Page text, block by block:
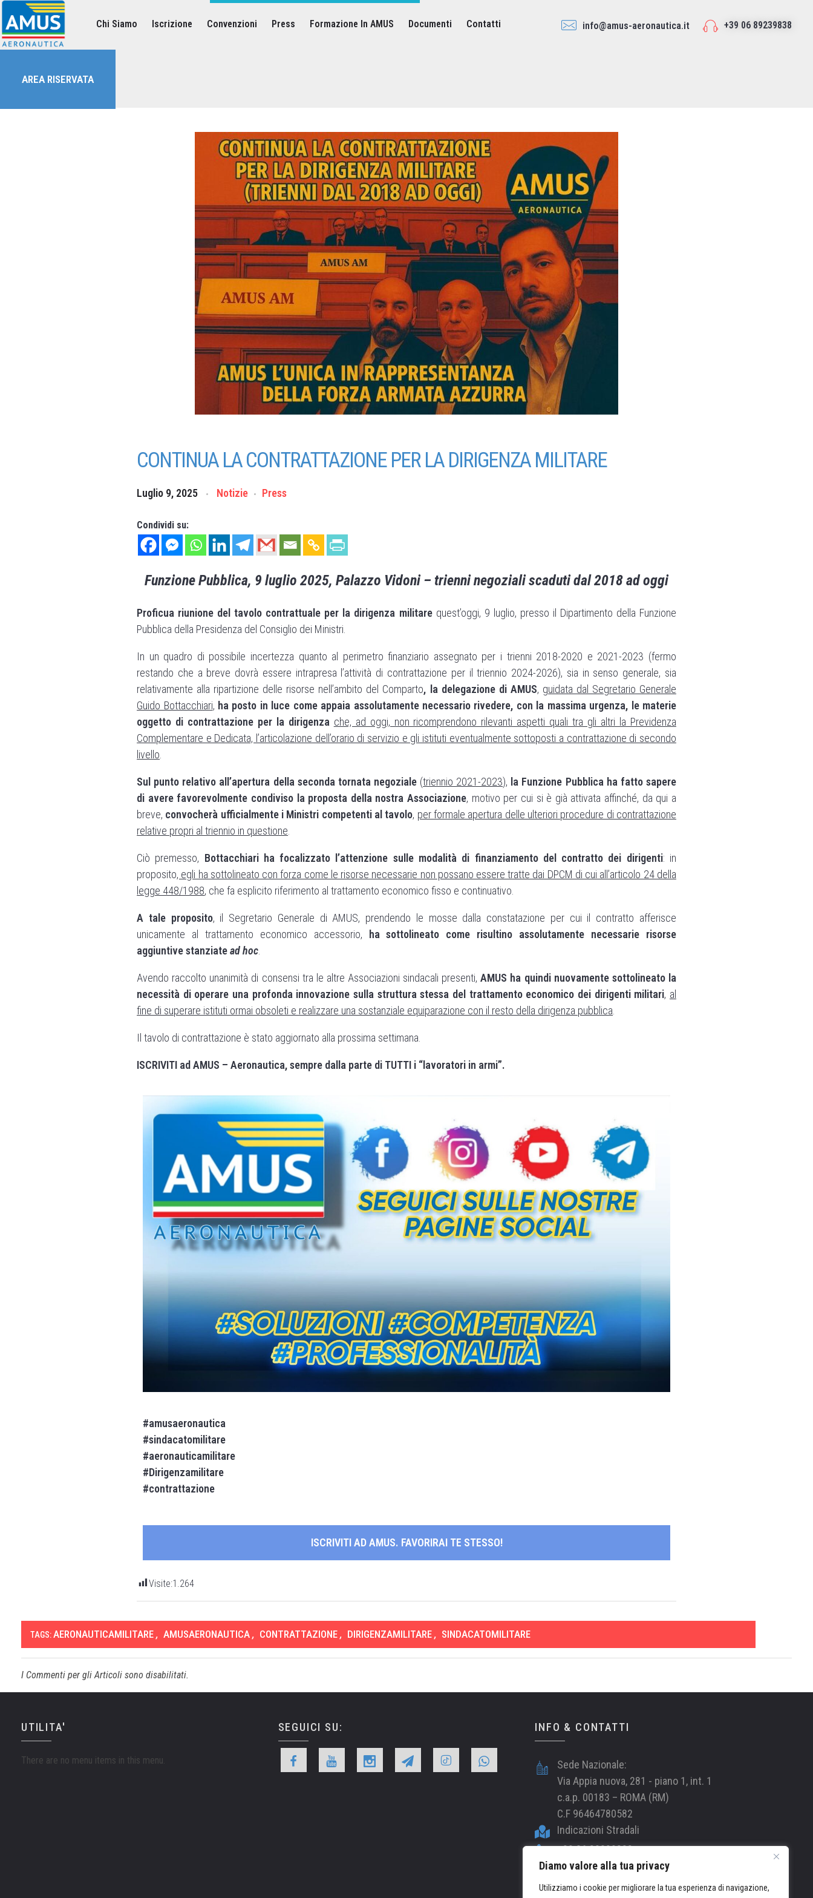
Diamo valore alla tua privacy
Utilizziamo i cookie per migliorare la tua esperienza di navigazione,
Associazione dei Militari Uniti in Sindacato - AMUS Aeronautica
Chi Siamo Iscrizione Convenzioni Press Formazione In AMUS Documenti Contatti info@amus-aeronautica.it +39 06 89239838
AREA RISERVATA
CONTINUA LA CONTRATTAZIONE PER LA DIRIGENZA MILITARE
Luglio 9, 2025 Notizie Press
Condividi su:
Funzione Pubblica, 9 luglio 2025, Palazzo Vidoni – trienni negoziali scaduti dal 2018 ad oggi
Proficua riunione del tavolo contrattuale per la dirigenza militarequest’oggi, 9 luglio, presso il Dipartimento della Funzione
Pubblica della Presidenza del Consiglio dei Ministri.
In un quadro di possibile incertezza quanto al perimetro finanziario assegnato per i trienni 2018-2020 e 2021-2023 (fermo
restando che a breve dovrà essere intrapresa l’attività di contrattazione per il triennio 2024-2026), sia in senso generale, sia
relativamente alla ripartizione delle risorse nell’ambito del Comparto, la delegazione di AMUS, guidata dal Segretario Generale
Guido Bottacchiari, ha posto in luce come appaia assolutamente necessario rivedere, con la massima urgenza, le materie
oggetto di contrattazione per la dirigenza che, ad oggi, non ricomprendono rilevanti aspetti quali tra gli altri la Previdenza
Complementare e Dedicata, l’articolazione dell’orario di servizio e gli istituti eventualmente sottoposti a contrattazione di secondo
livello
Sul punto relativo all’apertura della seconda tornata negoziale(triennio 2021-2023), la Funzione Pubblica ha fatto sapere
di avere favorevolmente condiviso la proposta della nostra Associazione, motivo per cui si è già attivata affinché, da qui a
breve, convocherà ufficialmente i Ministri competenti al tavolo, per formale apertura delle ulteriori procedure di contrattazione
relative propri al triennio in questione
Ciò premesso, Bottacchiari ha focalizzato l’attenzione sulle modalità di finanziamento del contratto dei dirigenti: in
proposito, egli ha sottolineato con forza come le risorse necessarie non possano essere tratte dai DPCM di cui all’articolo 24 della
legge 448/1988, che fa esplicito riferimento al trattamento economico fisso e continuativo.
A tale proposito, il Segretario Generale di AMUS, prendendo le mosse dalla constatazione per cui il contratto afferisce
unicamente al trattamento economico accessorio,
ha sottolineato come risultino assolutamente necessarie risorse
aggiuntive stanziatead hoc
Avendo raccolto unanimità di consensi tra le altre Associazioni sindacali presenti,AMUS ha quindi nuovamente sottolineato la
necessità di operare una profonda innovazione sulla struttura stessa del trattamento economico dei dirigenti militari, al
fine di superare istituti ormai obsoleti e realizzare una sostanziale equiparazione con il resto della dirigenza pubblica
Il tavolo di contrattazione è stato aggiornato alla prossima settimana.
ISCRIVITI ad AMUS – Aeronautica, sempre dalla parte di TUTTI i “lavoratori in armi”.
#amusaeronautica
#sindacatomilitare
#aeronauticamilitare
#Dirigenzamilitare
#contrattazione
ISCRIVITI AD AMUS. FAVORIRAI TE STESSO!
Visite:1.264
TAGS:AERONAUTICAMILITARE , AMUSAERONAUTICA , CONTRATTAZIONE , DIRIGENZAMILITARE , SINDACATOMILITARE
I Commenti per gli Articoli sono disabilitati.
UTILITA'
There are no menu items in this menu.
SEGUICI SU: INFO & CONTATTI
Sede Nazionale:
Via Appia nuova, 281 - piano 1, int. 1
c.a.p. 00183 – ROMA (RM)
C.F 96464780582
Indicazioni Stradali
+39 06 89239838
amus-aeronautica@pec.it
info@amus-aeronautica.it